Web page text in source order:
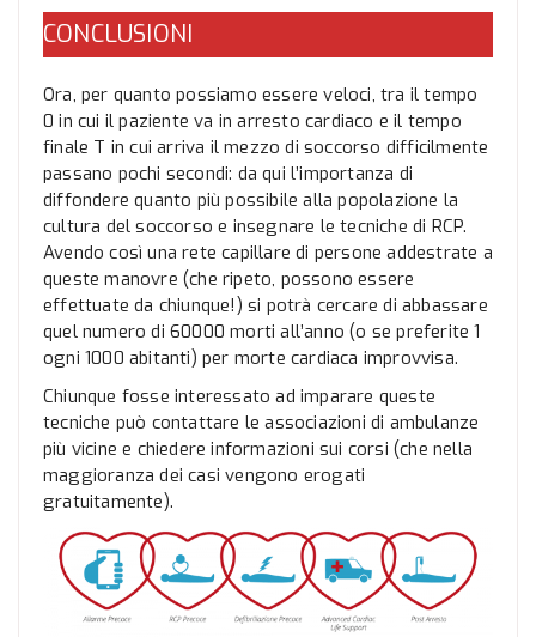
CONCLUSIONI
Ora, per quanto possiamo essere veloci, tra il tempo
0 in cui il paziente va in arresto cardiaco e il tempo
finale T in cui arriva il mezzo di soccorso difficilmente
passano pochi secondi: da qui l’importanza di
diffondere quanto più possibile alla popolazione la
cultura del soccorso e insegnare le tecniche di RCP.
Avendo così una rete capillare di persone addestrate a
queste manovre (che ripeto, possono essere
effettuate da chiunque!) si potrà cercare di abbassare
quel numero di 60000 morti all’anno (o se preferite 1
ogni 1000 abitanti) per morte cardiaca improvvisa.
Chiunque fosse interessato ad imparare queste
tecniche può contattare le associazioni di ambulanze
più vicine e chiedere informazioni sui corsi (che nella
maggioranza dei casi vengono erogati
gratuitamente).